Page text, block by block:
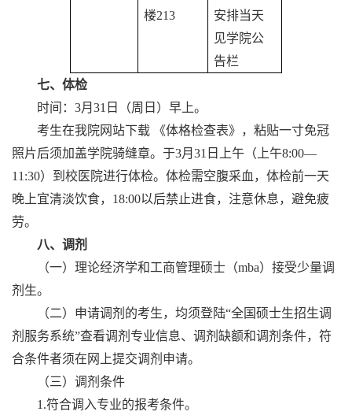
楼213
安排当天
见学院公
告栏
七、体检
时间： 3月31日（周日）早上。
考生在我院网站下载 《体格检查表》，粘贴一寸免冠
照片后须加盖学院骑缝章。于3月31日上午（上午8:00—
11:30）到校医院进行体检。体检需空腹采血，体检前一天
晚上宜清淡饮食，18:00以后禁止进食，注意休息，避免疲
劳。
八、调剂
（一）理论经济学和工商管理硕士（mba）接受少量调
剂生。
（二）申请调剂的考生，均须登陆“全国硕士生招生调
剂服务系统”查看调剂专业信息、调剂缺额和调剂条件，符
合条件者须在网上提交调剂申请。
（三）调剂条件
1.符合调入专业的报考条件。